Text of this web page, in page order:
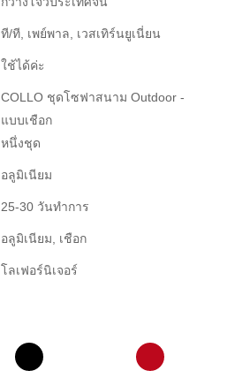
ที/ที, เพย์พาล, เวสเทิร์นยูเนี่ยน
ใช้ได้ค่ะ
COLLO ชุดโซฟาสนาม Outdoor -
แบบเชือก
หนึ่งชุด
อลูมิเนียม
25-30 วันทำการ
อลูมิเนียม, เชือก
โลเฟอร์นิเจอร์